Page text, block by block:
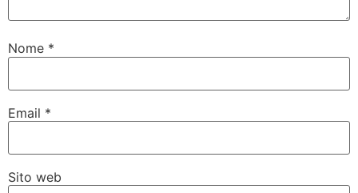
Nome *
Email *
Sito web